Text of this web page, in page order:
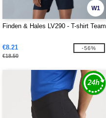
W1
Finden & Hales LV290 - T-shirt Team
€8.21
€18.50
-56%